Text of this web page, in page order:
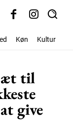
Køn Kultur
til
give